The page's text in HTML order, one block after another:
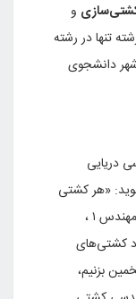
و
تنها در رشته
دانشجوی
دریایی
«هر کشتی
تجاری نیاز به ۵ مهندس کشتی‌ تحت عنوان مهندس ۱ ،
تعداد کشتی‌های
حدود ۱۰۰ کشتی تخمین بزنیم،